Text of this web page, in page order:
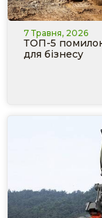
7 Травня, 2026
ТОП-5 помилок
для бізнесу